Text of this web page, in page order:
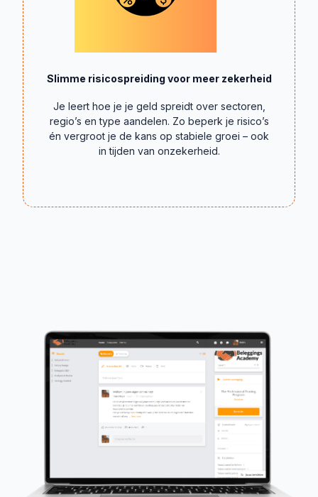
Slimme risicospreiding voor meer zekerheid
Je leert hoe je je geld spreidt over sectoren,
regio’s en type aandelen. Zo beperk je risico’s
én vergroot je de kans op stabiele groei – ook
in tijden van onzekerheid.